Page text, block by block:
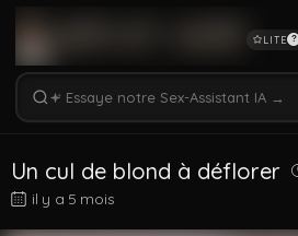
LITE ?
Rechercher vidéos, modèles, tags...
Essaye notre Sex-Assistant IA →
Un cul de blond à déflorer
il y a 5 mois